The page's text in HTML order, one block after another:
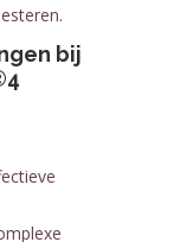
bij